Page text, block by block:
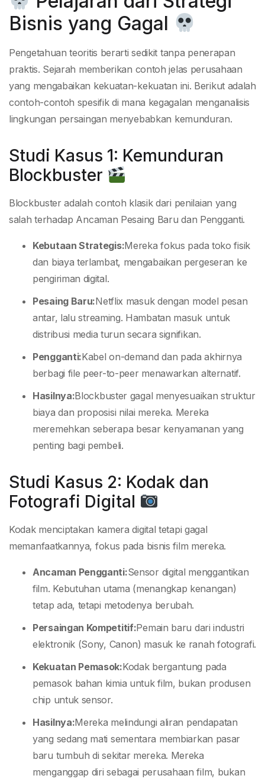
Bisnis yang Gagal
Pengetahuan teoritis berarti sedikit tanpa penerapan
praktis. Sejarah memberikan contoh jelas perusahaan
yang mengabaikan kekuatan-kekuatan ini. Berikut adalah
contoh-contoh spesifik di mana kegagalan menganalisis
lingkungan persaingan menyebabkan kemunduran.
Studi Kasus 1: Kemunduran
Blockbuster
Blockbuster adalah contoh klasik dari penilaian yang
salah terhadap Ancaman Pesaing Baru dan Pengganti.
Kebutaan Strategis:Mereka fokus pada toko fisik
dan biaya terlambat, mengabaikan pergeseran ke
pengiriman digital.
Pesaing Baru:Netflix masuk dengan model pesan
antar, lalu streaming. Hambatan masuk untuk
distribusi media turun secara signifikan.
Pengganti:Kabel on-demand dan pada akhirnya
berbagi file peer-to-peer menawarkan alternatif.
Hasilnya:Blockbuster gagal menyesuaikan struktur
biaya dan proposisi nilai mereka. Mereka
meremehkan seberapa besar kenyamanan yang
penting bagi pembeli.
Studi Kasus 2: Kodak dan
Fotografi Digital
Kodak menciptakan kamera digital tetapi gagal
memanfaatkannya, fokus pada bisnis film mereka.
Ancaman Pengganti:Sensor digital menggantikan
film. Kebutuhan utama (menangkap kenangan)
tetap ada, tetapi metodenya berubah.
Persaingan Kompetitif:Pemain baru dari industri
elektronik (Sony, Canon) masuk ke ranah fotografi.
Kekuatan Pemasok:Kodak bergantung pada
pemasok bahan kimia untuk film, bukan produsen
chip untuk sensor.
Hasilnya:Mereka melindungi aliran pendapatan
yang sedang mati sementara membiarkan pasar
baru tumbuh di sekitar mereka. Mereka
menganggap diri sebagai perusahaan film, bukan